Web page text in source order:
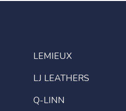
LEMIEUX
LJ LEATHERS
Q-LINN